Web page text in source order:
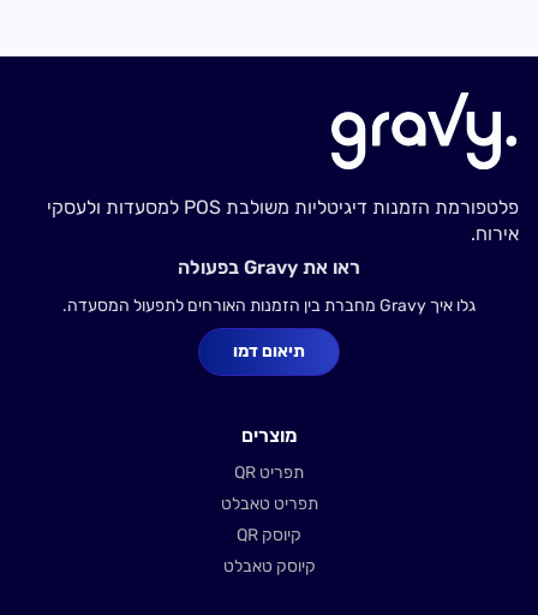
פלטפורמת הזמנות דיגיטליות משולבת POS למסעדות ולעסקי
אירוח.
ראו את Gravy בפעולה
גלו איך Gravy מחברת בין הזמנות האורחים לתפעול המסעדה.
תיאום דמו
מוצרים
תפריט QR
תפריט טאבלט
קיוסק QR
קיוסק טאבלט